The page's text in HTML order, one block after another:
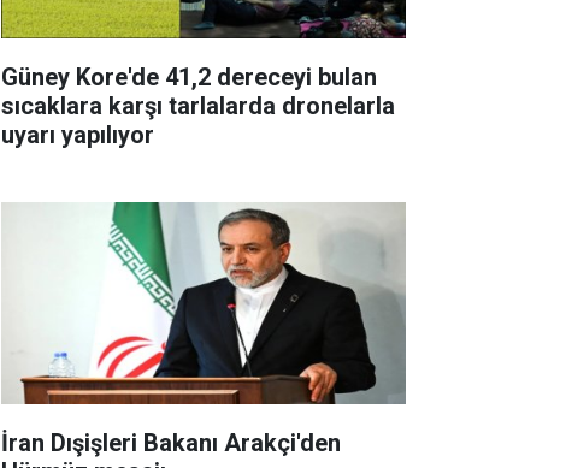
Güney Kore'de 41,2 dereceyi bulan
sıcaklara karşı tarlalarda dronelarla
uyarı yapılıyor
İran Dışişleri Bakanı Arakçi'den